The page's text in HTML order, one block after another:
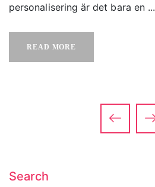
personalisering är det bara en ...
READ MORE
Search